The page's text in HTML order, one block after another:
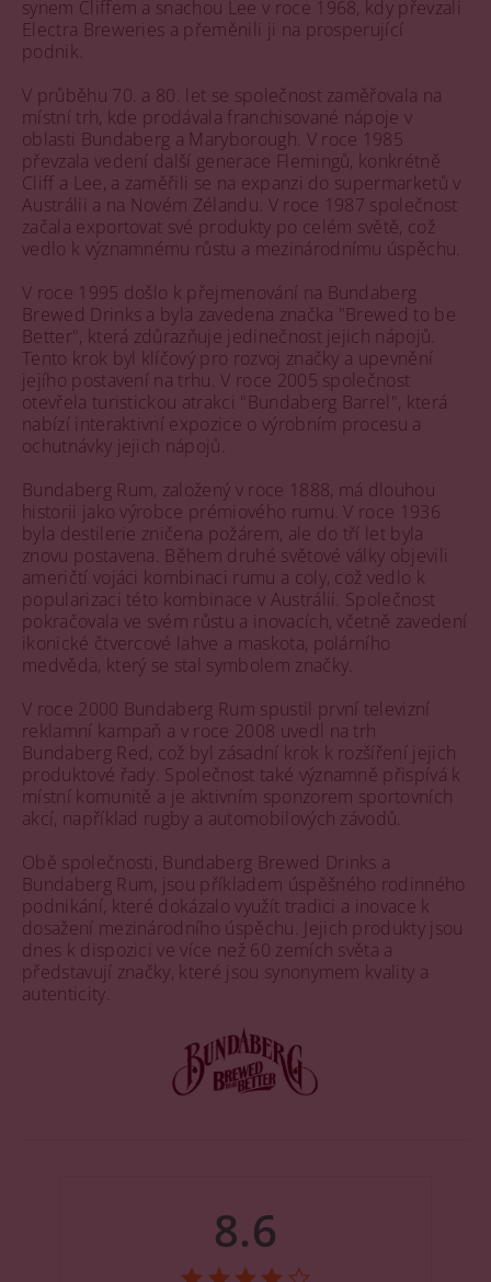
synem Cliffem a snachou Lee v roce 1968, kdy převzali
Electra Breweries a přeměnili ji na prosperující
podnik.
V průběhu 70. a 80. let se společnost zaměřovala na
místní trh, kde prodávala franchisované nápoje v
oblasti Bundaberg a Maryborough. V roce 1985
převzala vedení další generace Flemingů, konkrétně
Cliff a Lee, a zaměřili se na expanzi do supermarketů v
Austrálii a na Novém Zélandu. V roce 1987 společnost
začala exportovat své produkty po celém světě, což
vedlo k významnému růstu a mezinárodnímu úspěchu.
V roce 1995 došlo k přejmenování na Bundaberg
Brewed Drinks a byla zavedena značka "Brewed to be
Better", která zdůrazňuje jedinečnost jejich nápojů.
Tento krok byl klíčový pro rozvoj značky a upevnění
jejího postavení na trhu. V roce 2005 společnost
otevřela turistickou atrakci "Bundaberg Barrel", která
nabízí interaktivní expozice o výrobním procesu a
ochutnávky jejich nápojů.
Bundaberg Rum, založený v roce 1888, má dlouhou
historii jako výrobce prémiového rumu. V roce 1936
byla destilerie zničena požárem, ale do tří let byla
znovu postavena. Během druhé světové války objevili
američtí vojáci kombinaci rumu a coly, což vedlo k
popularizaci této kombinace v Austrálii. Společnost
pokračovala ve svém růstu a inovacích, včetně zavedení
ikonické čtvercové lahve a maskota, polárního
medvěda, který se stal symbolem značky.
V roce 2000 Bundaberg Rum spustil první televizní
reklamní kampaň a v roce 2008 uvedl na trh
Bundaberg Red, což byl zásadní krok k rozšíření jejich
produktové řady. Společnost také významně přispívá k
místní komunitě a je aktivním sponzorem sportovních
akcí, například rugby a automobilových závodů.
Obě společnosti, Bundaberg Brewed Drinks a
Bundaberg Rum, jsou příkladem úspěšného rodinného
podnikání, které dokázalo využít tradici a inovace k
dosažení mezinárodního úspěchu. Jejich produkty jsou
dnes k dispozici ve více než 60 zemích světa a
představují značky, které jsou synonymem kvality a
autenticity.
8.6